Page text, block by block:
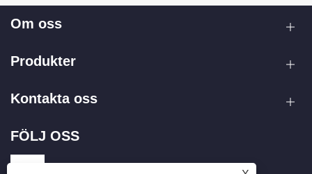
Om oss
Produkter
Kontakta oss
FÖLJ OSS